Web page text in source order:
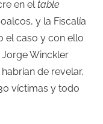
en eltable
y la Fiscalía
el caso y con ello
Winckler
de revelar,
víctimas y todo